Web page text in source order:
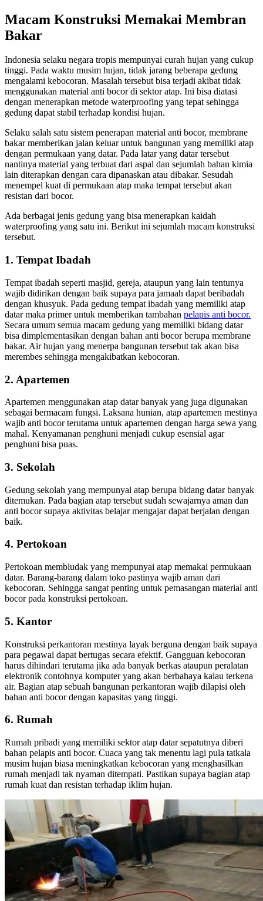
Macam Konstruksi Memakai Membran
Bakar
Indonesia selaku negara tropis mempunyai curah hujan yang cukup
tinggi. Pada waktu musim hujan, tidak jarang beberapa gedung
mengalami kebocoran. Masalah tersebut bisa terjadi akibat tidak
menggunakan material anti bocor di sektor atap. Ini bisa diatasi
dengan menerapkan metode waterproofing yang tepat sehingga
gedung dapat stabil terhadap kondisi hujan.
Selaku salah satu sistem penerapan material anti bocor, membrane
bakar memberikan jalan keluar untuk bangunan yang memiliki atap
dengan permukaan yang datar. Pada latar yang datar tersebut
nantinya material yang terbuat dari aspal dan sejumlah bahan kimia
lain diterapkan dengan cara dipanaskan atau dibakar. Sesudah
menempel kuat di permukaan atap maka tempat tersebut akan
resistan dari bocor.
Ada berbagai jenis gedung yang bisa menerapkan kaidah
waterproofing yang satu ini. Berikut ini sejumlah macam konstruksi
tersebut.
1. Tempat Ibadah
Tempat ibadah seperti masjid, gereja, ataupun yang lain tentunya
wajib didirikan dengan baik supaya para jamaah dapat beribadah
dengan khusyuk. Pada gedung tempat ibadah yang memiliki atap
datar maka primer untuk memberikan tambahan pelapis anti bocor.
Secara umum semua macam gedung yang memiliki bidang datar
bisa dimplementasikan dengan bahan anti bocor berupa membrane
bakar. Air hujan yang menerpa bangunan tersebut tak akan bisa
merembes sehingga mengakibatkan kebocoran.
2. Apartemen
Apartemen menggunakan atap datar banyak yang juga digunakan
sebagai bermacam fungsi. Laksana hunian, atap apartemen mestinya
wajib anti bocor terutama untuk apartemen dengan harga sewa yang
mahal. Kenyamanan penghuni menjadi cukup esensial agar
penghuni bisa puas.
3. Sekolah
Gedung sekolah yang mempunyai atap berupa bidang datar banyak
ditemukan. Pada bagian atap tersebut sudah sewajarnya aman dan
anti bocor supaya aktivitas belajar mengajar dapat berjalan dengan
baik.
4. Pertokoan
Pertokoan membludak yang mempunyai atap memakai permukaan
datar. Barang-barang dalam toko pastinya wajib aman dari
kebocoran. Sehingga sangat penting untuk pemasangan material anti
bocor pada konstruksi pertokoan.
5. Kantor
Konstruksi perkantoran mestinya layak berguna dengan baik supaya
para pegawai dapat bertugas secara efektif. Gangguan kebocoran
harus dihindari terutama jika ada banyak berkas ataupun peralatan
elektronik contohnya komputer yang akan berbahaya kalau terkena
air. Bagian atap sebuah bangunan perkantoran wajib dilapisi oleh
bahan anti bocor dengan kapasitas yang tinggi.
6. Rumah
Rumah pribadi yang memiliki sektor atap datar sepatutnya diberi
bahan pelapis anti bocor. Cuaca yang tak menentu lagi pula tatkala
musim hujan biasa meningkatkan kebocoran yang menghasilkan
rumah menjadi tak nyaman ditempati. Pastikan supaya bagian atap
rumah kuat dan resistan terhadap iklim hujan.